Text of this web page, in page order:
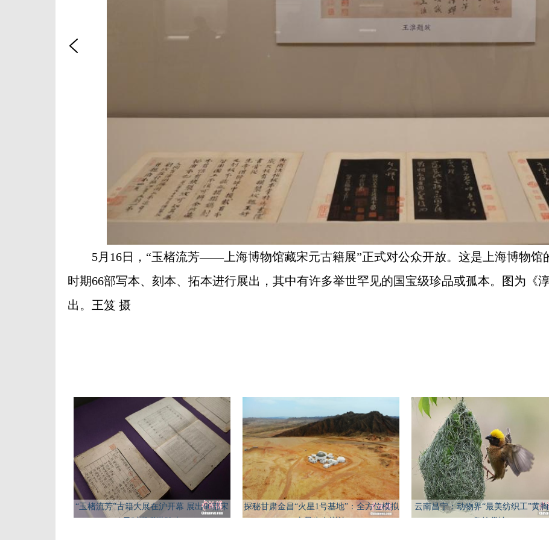
5月16日，“玉楮流芳——上海博物馆藏宋元古籍展”正式对公众开放。这是上海博物馆
时期66部写本、刻本、拓本进行展出，其中有许多举世罕见的国宝级珍品或孤本。图为《
出。王笈 摄
“玉楮流芳”古籍大展在沪开幕 展出66部宋
探秘甘肃金昌“火星1号基地”：全方位模拟
云南昌宁：动物界“最美纺织工”黄